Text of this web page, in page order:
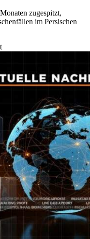
zugespitzt,
im Persischen